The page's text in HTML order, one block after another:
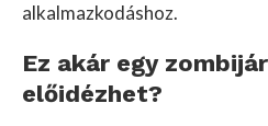
alkalmazkodáshoz.
Ez akár egy
előidézhet?